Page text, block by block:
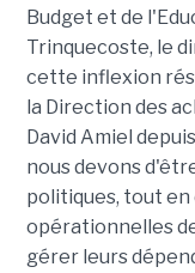
Budget et de
Trinquecoste, le
cette inflexion
la Direction des
David Amiel
nous devons
politiques, tout
opérationnelles
gérer leurs